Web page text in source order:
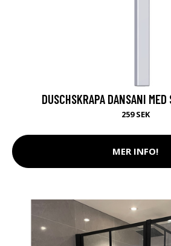
DUSCHSKRAPA DANSANI
259 SEK
MER INFO!